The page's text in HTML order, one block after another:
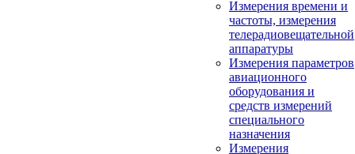
Измерения времени и
частоты, измерения
телерадиовещательной
аппаратуры
Измерения параметров
авиационного
оборудования и
средств измерений
специального
назначения
Измерения